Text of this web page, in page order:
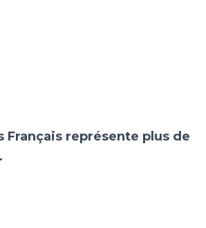
Français représente plus de